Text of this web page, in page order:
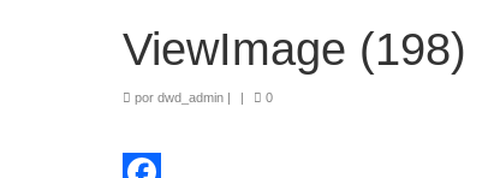
ViewImage (198)
por dwd_admin | | 0